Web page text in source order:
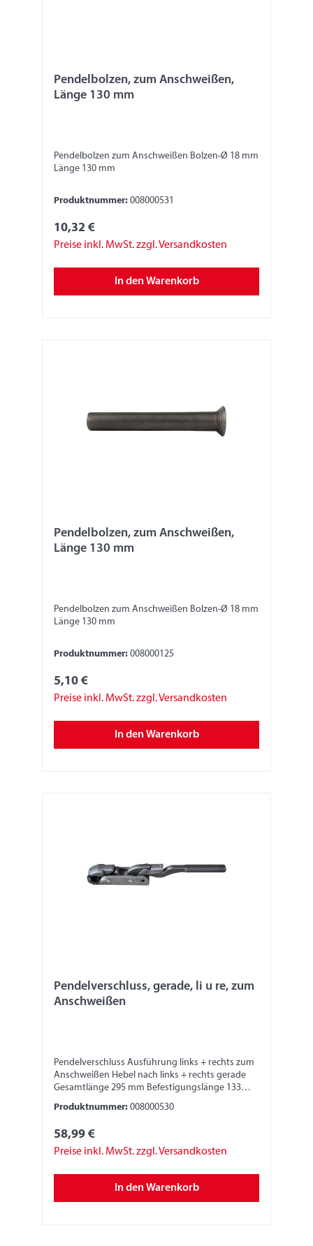
Pendelbolzen, zum Anschweißen,
Länge 130 mm
Pendelbolzen zum Anschweißen Bolzen-Ø 18 mm
Länge 130 mm
Produktnummer: 008000531
10,32 €
Preise inkl. MwSt. zzgl. Versandkosten
In den Warenkorb
Pendelbolzen, zum Anschweißen,
Länge 130 mm
Pendelbolzen zum Anschweißen Bolzen-Ø 18 mm
Länge 130 mm
Produktnummer: 008000125
5,10 €
Preise inkl. MwSt. zzgl. Versandkosten
In den Warenkorb
Pendelverschluss, gerade, li u re, zum
Anschweißen
Pendelverschluss Ausführung links + rechts zum
Anschweißen Hebel nach links + rechts gerade
Gesamtlänge 295 mm Befestigungslänge 133
Produktnummer: 008000530
58,99 €
Preise inkl. MwSt. zzgl. Versandkosten
In den Warenkorb